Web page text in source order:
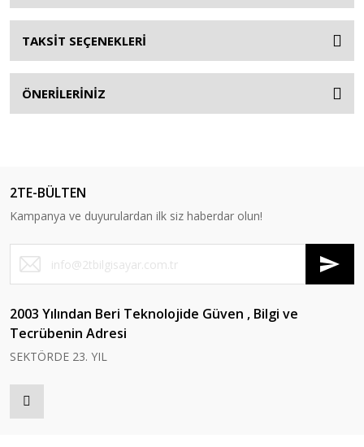
TAKSİT SEÇENEKLERİ
ÖNERİLERİNİZ
2TE-BÜLTEN
Kampanya ve duyurulardan ilk siz haberdar olun!
2003 Yılından Beri Teknolojide Güven , Bilgi ve
Tecrübenin Adresi
SEKTÖRDE 23. YIL